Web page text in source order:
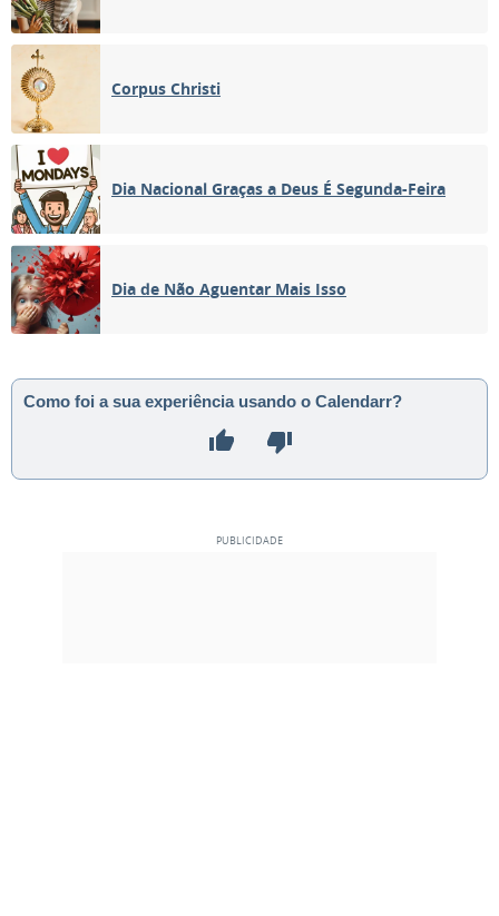
Corpus Christi
Dia Nacional Graças a Deus É Segunda-Feira
Dia de Não Aguentar Mais Isso
Como foi a sua experiência usando o Calendarr?